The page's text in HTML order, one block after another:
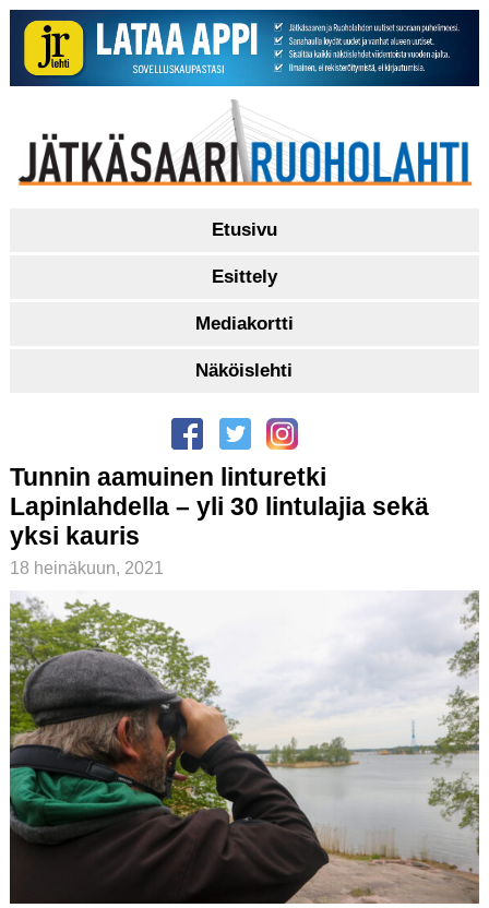
Etusivu
Esittely
Mediakortti
Näköislehti
Tunnin aamuinen linturetki
Lapinlahdella – yli 30 lintulajia sekä
yksi kauris
18 heinäkuun, 2021